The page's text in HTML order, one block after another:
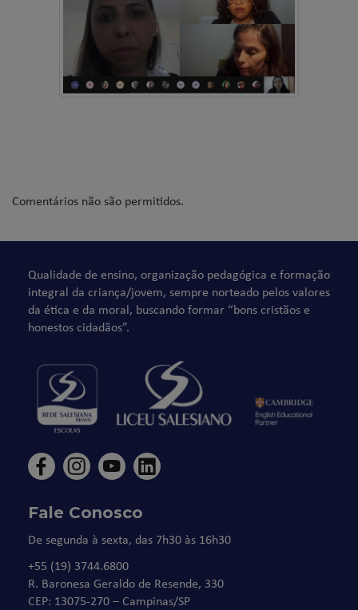
Comentários não são permitidos.
Qualidade de ensino, organização pedagógica e formação
integral da criança/jovem, sempre norteado pelos valores
da ética e da moral, buscando formar “bons cristãos e
honestos cidadãos”.
Fale Conosco
De segunda à sexta, das 7h30 às 16h30
+55 (19) 3744.6800
R. Baronesa Geraldo de Resende, 330
CEP: 13075-270 – Campinas/SP